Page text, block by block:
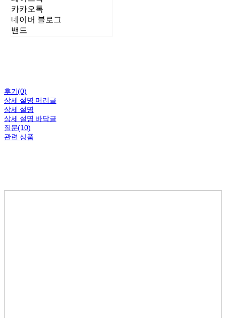
카카오톡
네이버 블로그
밴드
후기(0)
상세 설명 머리글
상세 설명
상세 설명 바닥글
질문(10)
관련 상품